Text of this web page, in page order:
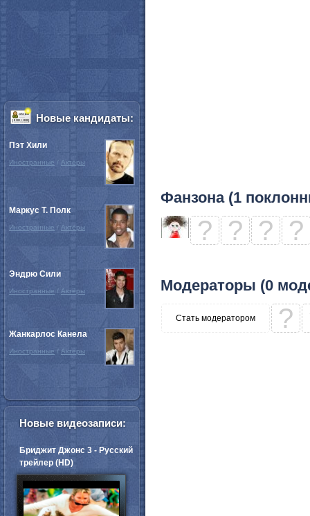
Фанзона (1
? ? ? ?
Модераторы (0
Стать модератором ?
Новые кандидаты:
Пэт Хили
Иностранные / Актёры
Маркус Т. Полк
Иностранные / Актёры
Эндрю Сили
Иностранные / Актёры
Жанкарлос Канела
Иностранные / Актёры
Новые видеозаписи:
Бриджит Джонс 3 - Русский
трейлер (HD)